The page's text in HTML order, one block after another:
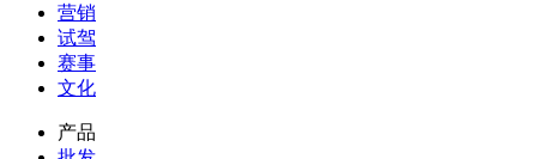
营销
试驾
赛事
文化
产品